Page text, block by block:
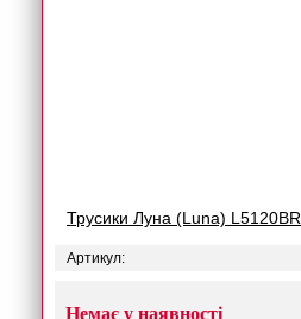
Трусики Луна (Luna) L5120BR
Артикул:
Немає у наявності